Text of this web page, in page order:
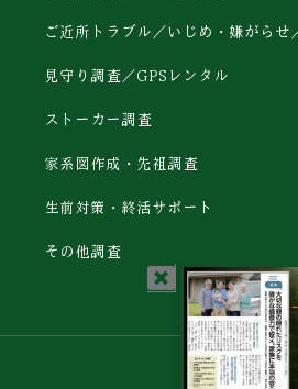
ご近所トラブル／いじめ・嫌がらせ
見守り調査／GPSレンタル
ストーカー調査
家系図作成・先祖調査
生前対策・終活サポート
その他調査